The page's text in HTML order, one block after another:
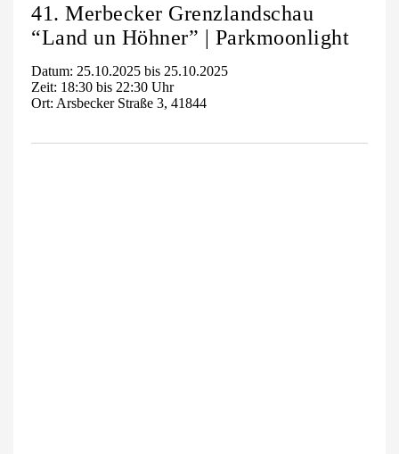
41. Merbecker Grenzlandschau
“Land un Höhner” | Parkmoonlight
Datum: 25.10.2025 bis 25.10.2025
Zeit: 18:30 bis 22:30 Uhr
Ort: Arsbecker Straße 3, 41844